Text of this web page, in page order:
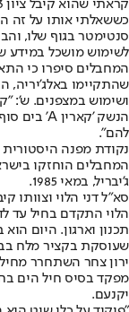
כששאלתי אותו על זה
סנטימטר בגוף שלו,
לשימוש מושכל במידע
המחבלים סיפרו כי
שהתקיימו באלג'יריה,
ושימוש במצפנים. ש':
להם".
נקודת מפנה היסטורית
המחבלים הוחזקו
ג'יבריל, במאי 1985.
סא"ל דני הלוי וצוותו
הלוי התקדם בחיל עד
שעוסקת בקציר מלח
ירון צחר השתחרר
יקנעם.